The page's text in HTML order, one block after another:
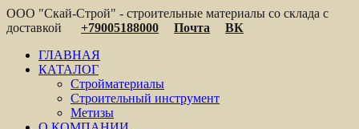
ООО "Скай-Строй" - строительные материалы со склада с
доставкой
+79005188000 Почта
ВК
ГЛАВНАЯ
КАТАЛОГ
Стройматериалы
Строительный инструмент
Метизы